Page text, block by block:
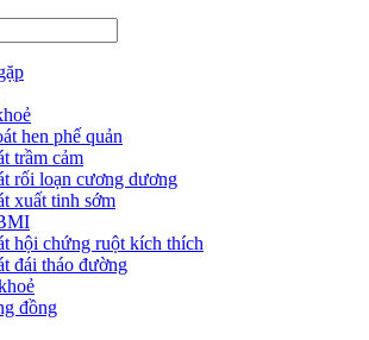
hen phế quản
trầm cảm
rối loạn cương dương
xuất tinh sớm
hội chứng ruột kích thích
đái tháo đường
đồng